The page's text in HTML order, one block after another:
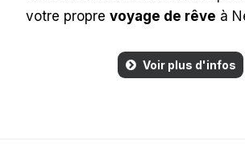
votre propre voyage de rêve à
Voir plus d'infos